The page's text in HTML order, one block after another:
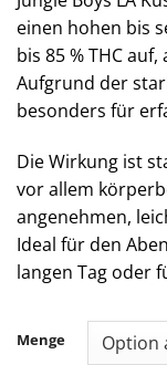
einen hohen bis
bis 85 % THC
Aufgrund der
besonders für
Die Wirkung ist
vor allem
angenehmen,
Ideal für den
langen Tag oder
Menge